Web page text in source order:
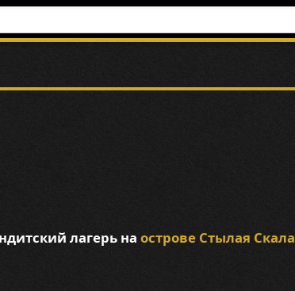
лагерь наострове Стылая Скала